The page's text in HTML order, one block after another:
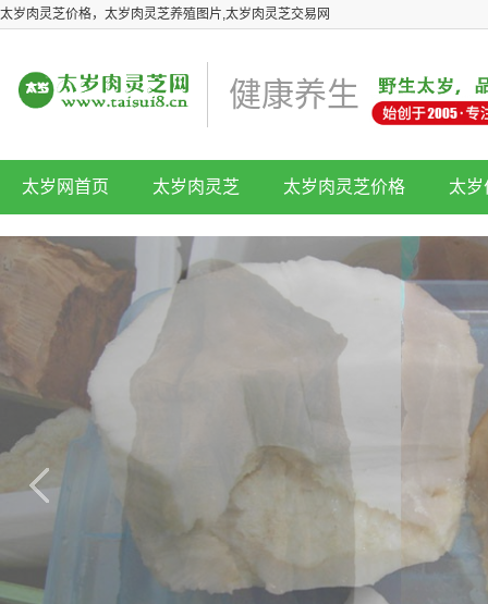
太岁肉灵芝价格，太岁肉灵芝养殖图片,太岁肉灵芝交易网
健康养生
太岁网首页 太岁肉灵芝 太岁肉灵芝价格 太岁